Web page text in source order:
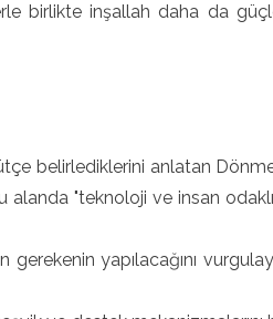
birlikte inşallah daha da
belirlediklerini anlatan
"teknoloji ve insan odaklı"
yapılacağını